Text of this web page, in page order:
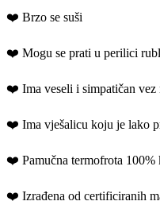
❤️ Brzo se suši
❤️ Mogu se prati u perilici
❤️ Ima veseli i simpatičan vez
❤️ Ima vješalicu koju je lako
❤️ Pamučna termofrota 100%
❤️ Izrađena od certificiranih